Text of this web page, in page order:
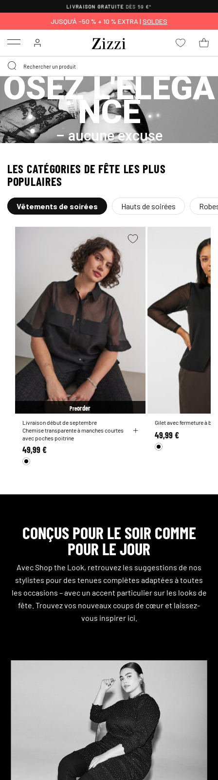
LIVRAISON GRATUITE DÈS 59 €*
JUSQU’À -50 % + 10 % EXTRA | SOLDES
Menu
OSEZ L'ÉLÉGA
NCE
– aucune excuse
LES CATÉGORIES DE FÊTE LES PLUS
POPULAIRES
Vêtements de soirées Hauts de soirées
Preorder
Livraison début de septembre
Chemise transparente à manches courtes
avec poches poitrine
49,99 €
Gilet avec fermeture à
49,99 €
CONÇUS POUR LE SOIR COMME
POUR LE JOUR
Avec Shop the Look, retrouvez les suggestions de nos
stylistes pour des tenues complètes adaptées à toutes
les occasions – avec un accent particulier sur les looks de
fête. Trouvez vos nouveaux coups de cœur et laissez-
vous inspirer ici.